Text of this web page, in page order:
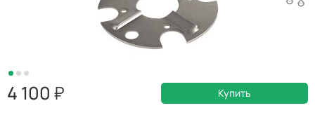
4 100 Купить